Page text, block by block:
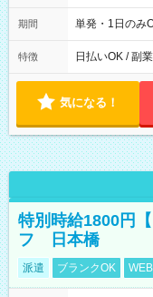
～22：00
期間 単発・1日のみ
特徴 日払いOK / 副
気になる！
特別時給1800円
フ 日本橋
派遣 ブランクOK